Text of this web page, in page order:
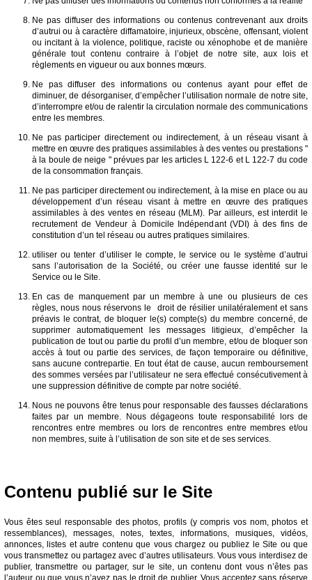
Ne pas diffuser des informations ou contenus contrevenant aux droits
d’autrui ou à caractère diffamatoire, injurieux, obscène, offensant, violent
ou incitant à la violence, politique, raciste ou xénophobe et de manière
générale tout contenu contraire à l’objet de notre site, aux lois et
règlements en vigueur ou aux bonnes mœurs.
Ne pas diffuser des informations ou contenus ayant pour effet de
diminuer, de désorganiser, d’empêcher l’utilisation normale de notre site,
d’interrompre et/ou de ralentir la circulation normale des communications
entre les membres.
Ne pas participer directement ou indirectement, à un réseau visant à
mettre en œuvre des pratiques assimilables à des ventes ou prestations "
à la boule de neige " prévues par les articles L 122-6 et L 122-7 du code
de la consommation français.
Ne pas participer directement ou indirectement, à la mise en place ou au
développement d’un réseau visant à mettre en œuvre des pratiques
assimilables à des ventes en réseau (MLM). Par ailleurs, est interdit le
recrutement de Vendeur à Domicile Indépendant (VDI) à des fins de
constitution d’un tel réseau ou autres pratiques similaires.
utiliser ou tenter d’utiliser le compte, le service ou le système d’autrui
sans l’autorisation de la Société, ou créer une fausse identité sur le
Service ou le Site.
En cas de manquement par un membre à une ou plusieurs de ces
règles, nous nous réservons le droit de résilier unilatéralement et sans
préavis le contrat, de bloquer le(s) compte(s) du membre concerné, de
supprimer automatiquement les messages litigieux, d’empêcher la
publication de tout ou partie du profil d’un membre, et/ou de bloquer son
accès à tout ou partie des services, de façon temporaire ou définitive,
sans aucune contrepartie. En tout état de cause, aucun remboursement
des sommes versées par l’utilisateur ne sera effectué consécutivement à
une suppression définitive de compte par notre société.
Nous ne pouvons être tenus pour responsable des fausses déclarations
faites par un membre. Nous dégageons toute responsabilité lors de
rencontres entre membres ou lors de rencontres entre membres et/ou
non membres, suite à l’utilisation de son site et de ses services.
Contenu publié sur le Site
Vous êtes seul responsable des photos, profils (y compris vos nom, photos et
ressemblances), messages, notes, textes, informations, musiques, vidéos,
annonces, listes et autre contenu que vous chargez ou publiez le Site ou que
vous transmettez ou partagez avec d’autres utilisateurs. Vous vous interdisez de
publier, transmettre ou partager, sur le site, un contenu dont vous n’êtes pas
l’auteur ou que vous n’avez pas le droit de publier. Vous acceptez sans réserve